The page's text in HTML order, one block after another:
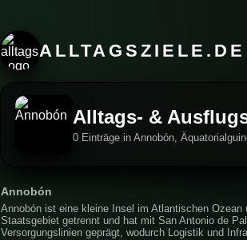
ALLTAGSZIELE.DE
Alltags- &
0 Einträge in Annobón,
Annobón
Annobón ist eine kleine Insel im Atlantischen
Staatsgebiet getrennt und hat mit San Antonio de
Versorgungslinien geprägt, wodurch Logistik und